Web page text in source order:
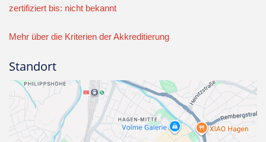
zertifiziert bis: nicht bekannt
Mehr über die Kriterien der Akkreditierung
Standort